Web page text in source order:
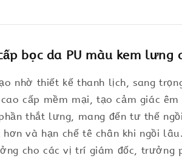
bọc da PU màu kem lưng
nhờ thiết kế thanh lịch, sang
cấp mềm mại, tạo cảm giác
thắt lưng, mang đến tư thế
và hạn chế tê chân khi ngồi
cho các vị trí giám đốc, trưởng